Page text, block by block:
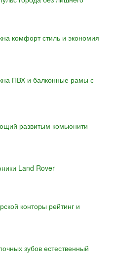
комфорт стиль и экономия
ПВХ и балконные рамы с
развитым комьюнити
Land Rover
конторы рейтинг и
зубов естественный